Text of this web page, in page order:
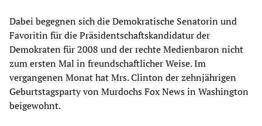
Dabei begegnen sich die Demokratische Senatorin und
Favoritin für die Präsidentschaftskandidatur der
Demokraten für 2008 und der rechte Medienbaron nicht
zum ersten Mal in freundschaftlicher Weise. Im
vergangenen Monat hat Mrs. Clinton der zehnjährigen
Geburtstagsparty von Murdochs Fox News in Washington
beigewohnt.